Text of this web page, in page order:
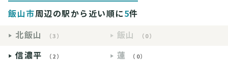
飯山市周辺の駅から近い順に5件
北飯山
（3） 飯山 （0）
信濃平 （2） 蓮 （0）